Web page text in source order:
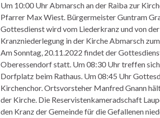
Um 10:00 Uhr Abmarsch an der Raiba zur
Pfarrer Max Wiest. Bürgermeister Guntram
Gottesdienst wird vom Liederkranz und von
Kranzniederlegung in der Kirche Abmarsch
Am Sonntag, 20.11.2022 findet der
Oberessendorf statt. Um 08:30 Uhr treffen
Dorfplatz beim Rathaus. Um 08:45 Uhr
Kirchenchor. Ortsvorsteher Manfred Gnann
der Kirche. Die Reservistenkameradschaft
den Kranz der Gemeinde für die Gefallenen